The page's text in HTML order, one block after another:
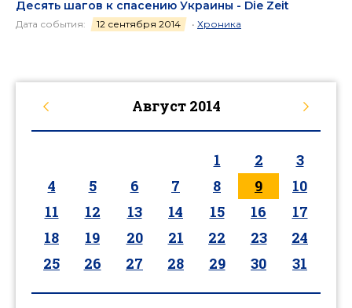
Десять шагов к спасению Украины - Die Zeit
Дата события: 12 сентября 2014 • Хроника
Август 2014
1 2
3
4
5 6 7 8 9
10
11
12 13 14 15 16
17
18
19 20 21 22 23
24
25
26 27 28 29 30 31